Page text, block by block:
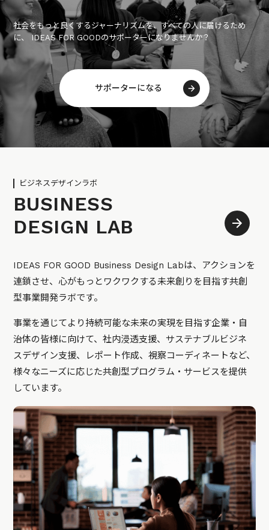
社会をもっと良くするジャーナリズムを、すべての人に届けるため
に、 IDEAS FOR GOODのサポーターになりませんか？
サポーターになる
ビジネスデザインラボ
BUSINESS
DESIGN LAB
IDEAS FOR GOOD Business Design Labは、アクションを
連鎖させ、心がもっとワクワクする未来創りを目指す共創
型事業開発ラボです。
事業を通じてより持続可能な未来の実現を目指す企業・自
治体の皆様に向けて、社内浸透支援、サステナブルビジネ
スデザイン支援、レポート作成、視察コーディネートなど、
様々なニーズに応じた共創型プログラム・サービスを提供
しています。